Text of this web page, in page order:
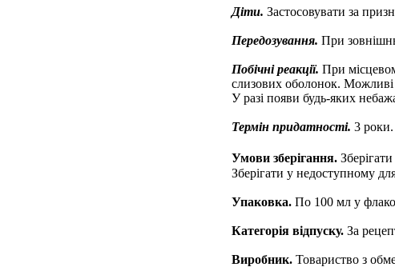
Діти. Застосовувати за
Передозування. При
Побічні реакції.При
слизових оболонок. Можливі
У разі появи будь-яких
Термін придатності. 3 роки.
Умови зберігання.
Зберігати у недоступному
Упаковка. По 100 мл у
Категорія відпуску. За
Виробник. Товариство з